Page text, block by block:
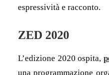
espressività e racconto.
ZED 2020
L’edizione 2020 ospita,
una programmazione